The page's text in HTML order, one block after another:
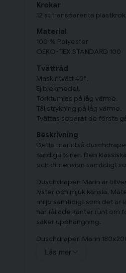
Krokar
12 st transparenta
Material
100 % Polyester
OEKO-TEX STANDARD 100
Tvättråd
Maskintvätt 40°.
Ej blekmedel.
Torktumlas på låg värme.
Tål strykning på låg värme.
Tvättas separat de första
Beskrivning
Detta marinblå
randiga toner. Den
och dimension samtidigt
Duschdraperi Marin är
lyster och mjuk känsla.
miljö samtidigt som det är
har fållade kanter runt om
säker upphängning.
Duschdraperi Marin
gör upphängningen
Läs mer